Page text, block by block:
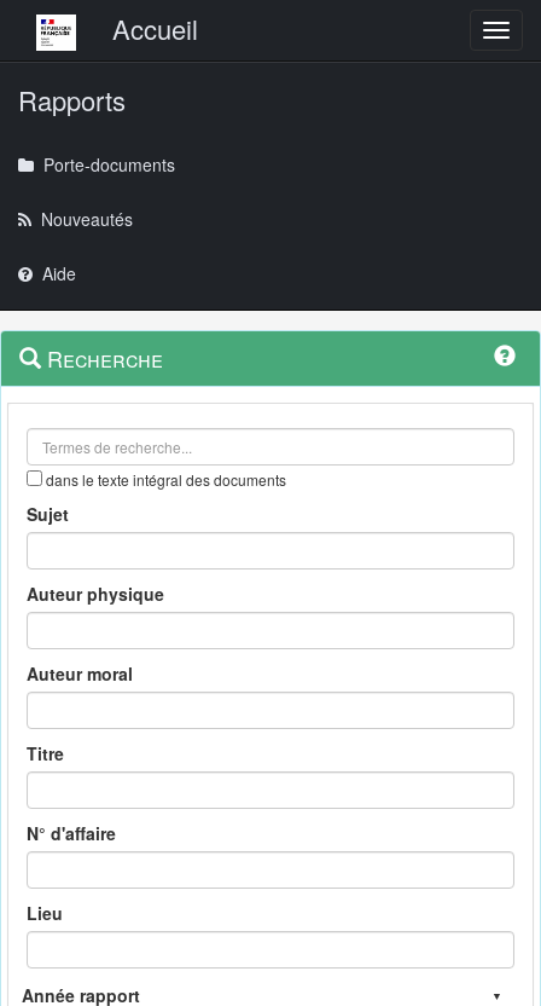
Menu principalAccueil
Rapports
Porte-documents
Nouveautés
Aide
Navigation
outils
Menu
contextuel
Recherche
dans le texte intégral des documents
Sujet
Auteur physique
Auteur moral
Titre
N° d'affaire
Lieu